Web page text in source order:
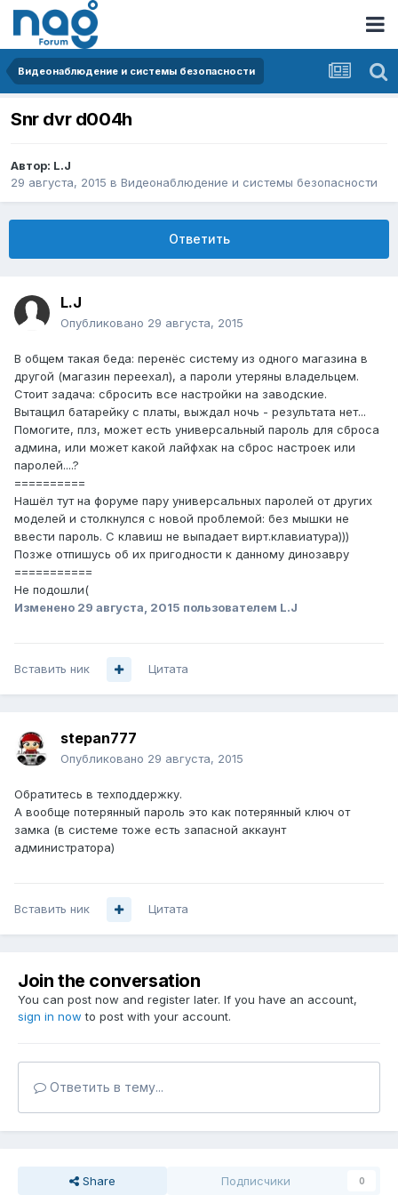
Видеонаблюдение и системы безопасности
Snr dvr d004h
Автор: L.J
29 августа, 2015 в Видеонаблюдение и системы безопасности
Ответить
L.J
Опубликовано 29 августа, 2015
В общем такая беда: перенёс систему из одного магазина в
другой (магазин переехал), а пароли утеряны владельцем.
Стоит задача: сбросить все настройки на заводские.
Вытащил батарейку с платы, выждал ночь - результата нет...
Помогите, плз, может есть универсальный пароль для сброса
админа, или может какой лайфхак на сброс настроек или
паролей....?
==========
Нашёл тут на форуме пару универсальных паролей от других
моделей и столкнулся с новой проблемой: без мышки не
ввести пароль. С клавиш не выпадает вирт.клавиатура)))
Позже отпишусь об их пригодности к данному динозавру
===========
Не подошли(
Изменено 29 августа, 2015 пользователем L.J
Вставить ник Цитата
stepan777
Опубликовано 29 августа, 2015
Обратитесь в техподдержку.
А вообще потерянный пароль это как потерянный ключ от
замка (в системе тоже есть запасной аккаунт
администратора)
Вставить ник Цитата
Join the conversation
You can post now and register later. If you have an account,
sign in now to post with your account.
Ответить в тему...
Share Подписчики 0